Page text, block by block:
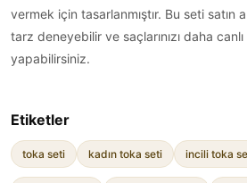
vermek için tasarlanmıştır. Bu seti satın
tarz deneyebilir ve saçlarınızı daha
yapabilirsiniz.
Etiketler
toka seti kadın toka seti incili toka